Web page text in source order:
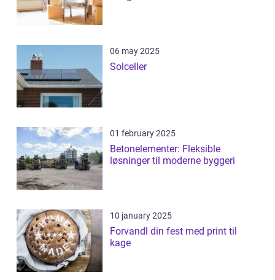
06 may 2025
Solceller
01 february 2025
Betonelementer: Fleksible
løsninger til moderne byggeri
10 january 2025
Forvandl din fest med print til
kage